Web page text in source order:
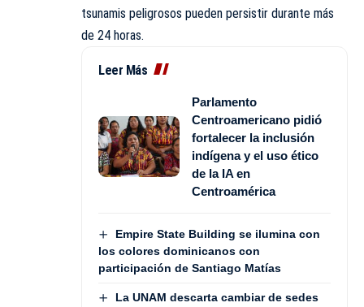
tsunamis peligrosos pueden persistir durante más
de 24 horas.
Leer Más
Parlamento
Centroamericano pidió
fortalecer la inclusión
indígena y el uso ético
de la IA en
Centroamérica
Empire State Building se ilumina con
los colores dominicanos con
participación de Santiago Matías
La UNAM descarta cambiar de sedes